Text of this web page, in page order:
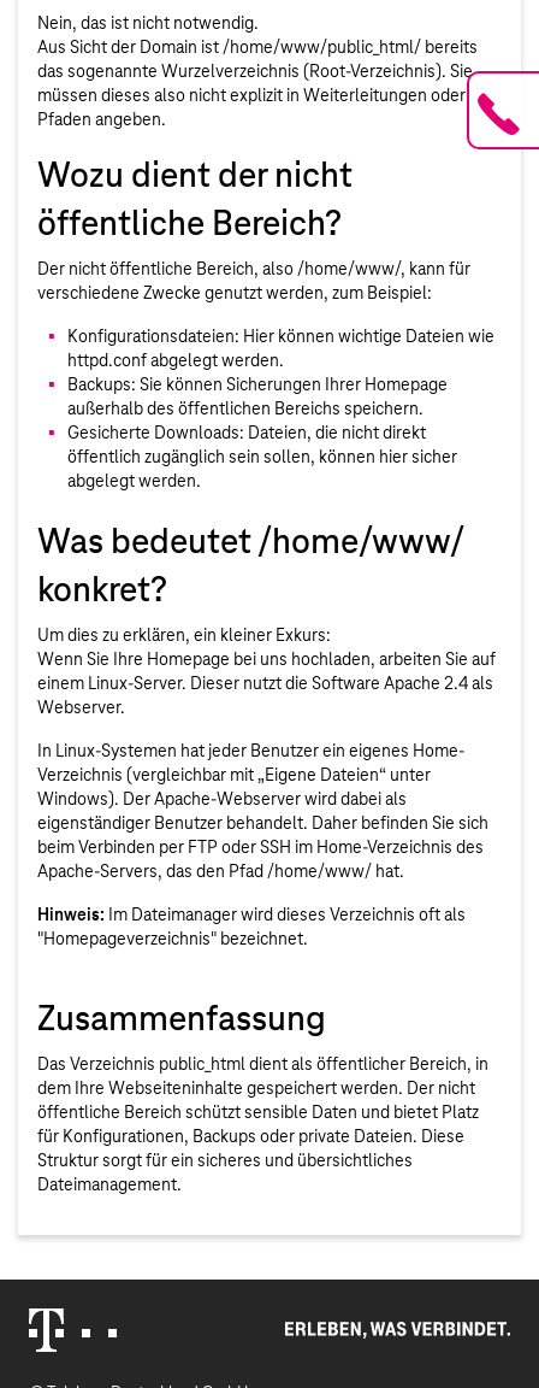
Nein, das ist nicht notwendig.
Aus Sicht der Domain ist /home/www/public_html/ bereits
das sogenannte Wurzelverzeichnis (Root-Verzeichnis). Sie
müssen dieses also nicht explizit in Weiterleitungen oder
Pfaden angeben.
Wozu dient der nicht
öffentliche Bereich?
Der nicht öffentliche Bereich, also /home/www/, kann für
verschiedene Zwecke genutzt werden, zum Beispiel:
Konfigurationsdateien: Hier können wichtige Dateien wie
httpd.conf abgelegt werden.
Backups: Sie können Sicherungen Ihrer Homepage
außerhalb des öffentlichen Bereichs speichern.
Gesicherte Downloads: Dateien, die nicht direkt
öffentlich zugänglich sein sollen, können hier sicher
abgelegt werden.
Was bedeutet /home/www/
konkret?
Um dies zu erklären, ein kleiner Exkurs:
Wenn Sie Ihre Homepage bei uns hochladen, arbeiten Sie auf
einem Linux-Server. Dieser nutzt die Software Apache 2.4 als
Webserver.
In Linux-Systemen hat jeder Benutzer ein eigenes Home-
Verzeichnis (vergleichbar mit „Eigene Dateien“ unter
Windows). Der Apache-Webserver wird dabei als
eigenständiger Benutzer behandelt. Daher befinden Sie sich
beim Verbinden per FTP oder SSH im Home-Verzeichnis des
Apache-Servers, das den Pfad /home/www/ hat.
Hinweis: Im Dateimanager wird dieses Verzeichnis oft als
"Homepageverzeichnis" bezeichnet.
Zusammenfassung
Das Verzeichnis public_html dient als öffentlicher Bereich, in
dem Ihre Webseiteninhalte gespeichert werden. Der nicht
öffentliche Bereich schützt sensible Daten und bietet Platz
für Konfigurationen, Backups oder private Dateien. Diese
Struktur sorgt für ein sicheres und übersichtliches
Dateimanagement.